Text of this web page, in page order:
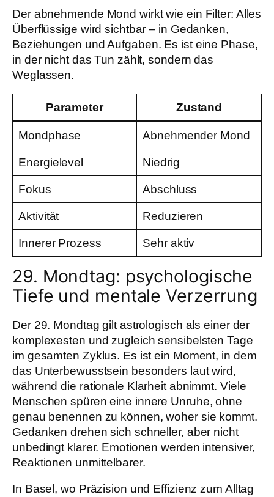
Der abnehmende Mond wirkt wie ein Filter: Alles
Überflüssige wird sichtbar – in Gedanken,
Beziehungen und Aufgaben. Es ist eine Phase,
in der nicht das Tun zählt, sondern das
Weglassen.
Parameter Zustand
Mondphase Abnehmender Mond
Energielevel Niedrig
Fokus Abschluss
Aktivität Reduzieren
Innerer Prozess Sehr aktiv
29. Mondtag: psychologische
Tiefe und mentale Verzerrung
Der 29. Mondtag gilt astrologisch als einer der
komplexesten und zugleich sensibelsten Tage
im gesamten Zyklus. Es ist ein Moment, in dem
das Unterbewusstsein besonders laut wird,
während die rationale Klarheit abnimmt. Viele
Menschen spüren eine innere Unruhe, ohne
genau benennen zu können, woher sie kommt.
Gedanken drehen sich schneller, aber nicht
unbedingt klarer. Emotionen werden intensiver,
Reaktionen unmittelbarer.
In Basel, wo Präzision und Effizienz zum Alltag